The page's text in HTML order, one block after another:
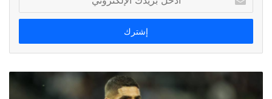
بريدك
الإلكتروني